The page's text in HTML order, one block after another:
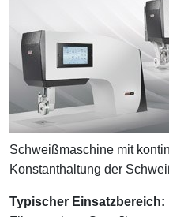
Schweißmaschine mit
Konstanthaltung der
Typischer Einsatzbereich: